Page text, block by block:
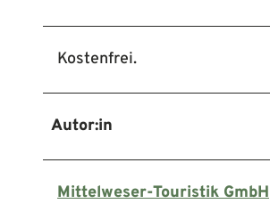
Kostenfrei.
Autor:in
Mittelweser-Touristik GmbH